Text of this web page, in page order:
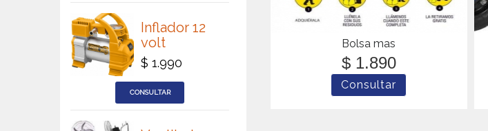
Inflador 12
volt
$ 1.990
Bolsa mas
$ 1.890